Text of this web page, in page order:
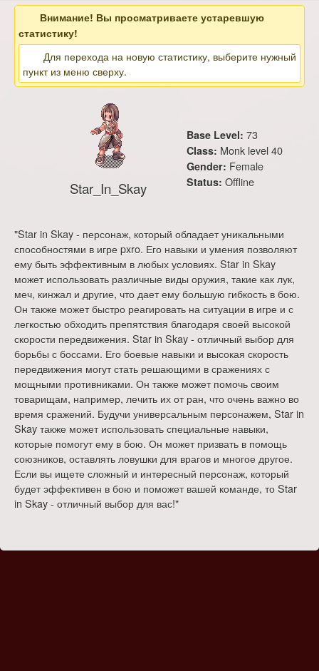
Внимание! Вы просматриваете устаревшую
статистику!
Для перехода на новую статистику, выберите нужный
пункт из меню сверху.
Star_In_Skay
Base Level: 73
Class: Monk level 40
Gender: Female
Status: Offline
"Star in Skay - персонаж, который обладает уникальными
способностями в игре pxro. Его навыки и умения позволяют
ему быть эффективным в любых условиях. Star in Skay
может использовать различные виды оружия, такие как лук,
меч, кинжал и другие, что дает ему большую гибкость в бою.
Он также может быстро реагировать на ситуации в игре и с
легкостью обходить препятствия благодаря своей высокой
скорости передвижения. Star in Skay - отличный выбор для
борьбы с боссами. Его боевые навыки и высокая скорость
передвижения могут стать решающими в сражениях с
мощными противниками. Он также может помочь своим
товарищам, например, лечить их от ран, что очень важно во
время сражений. Будучи универсальным персонажем, Star in
Skay также может использовать специальные навыки,
которые помогут ему в бою. Он может призвать в помощь
союзников, оставлять ловушки для врагов и многое другое.
Если вы ищете сложный и интересный персонаж, который
будет эффективен в бою и поможет вашей команде, то Star
in Skay - отличный выбор для вас!"